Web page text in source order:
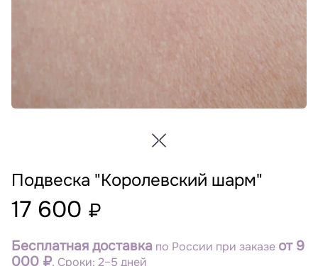
Подвеска "Королевский шарм"
17 600 ₽
Бесплатная доставка по России при заказе от 9
000 ₽. Сроки: 2–5 дней